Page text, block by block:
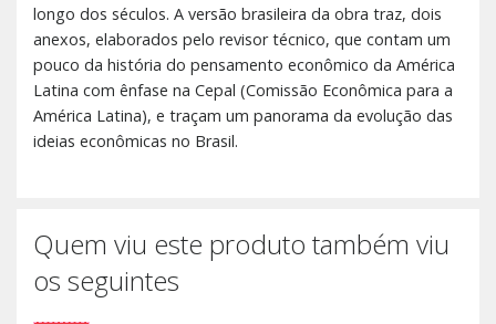
longo dos séculos. A versão brasileira da obra traz, dois
anexos, elaborados pelo revisor técnico, que contam um
pouco da história do pensamento econômico da América
Latina com ênfase na Cepal (Comissão Econômica para a
América Latina), e traçam um panorama da evolução das
ideias econômicas no Brasil.
Quem viu este produto também viu
os seguintes